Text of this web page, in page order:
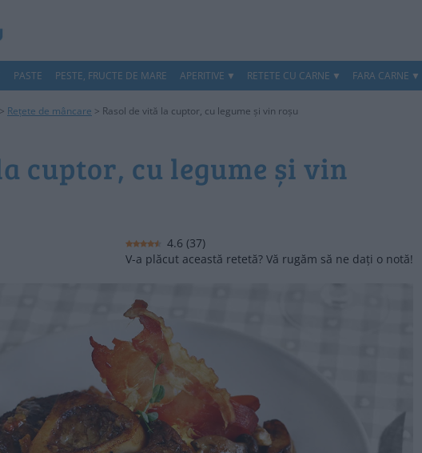
PASTE PESTE, FRUCTE DE MARE APERITIVE RETETE CU CARNE FARA CARNE
> Rețete de mâncare > Rasol de vită la cuptor, cu legume și vin roșu
cuptor, cu legume și vin
4.6 (37)
V-a plăcut această retetă? Vă rugăm să ne dați o notă!